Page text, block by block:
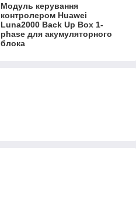
Модуль керування
контролером Huawei
Luna2000 Back Up Box 1-
phase для акумуляторного
блока